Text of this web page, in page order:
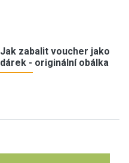
Jak zabalit voucher jako
dárek - originální obálka